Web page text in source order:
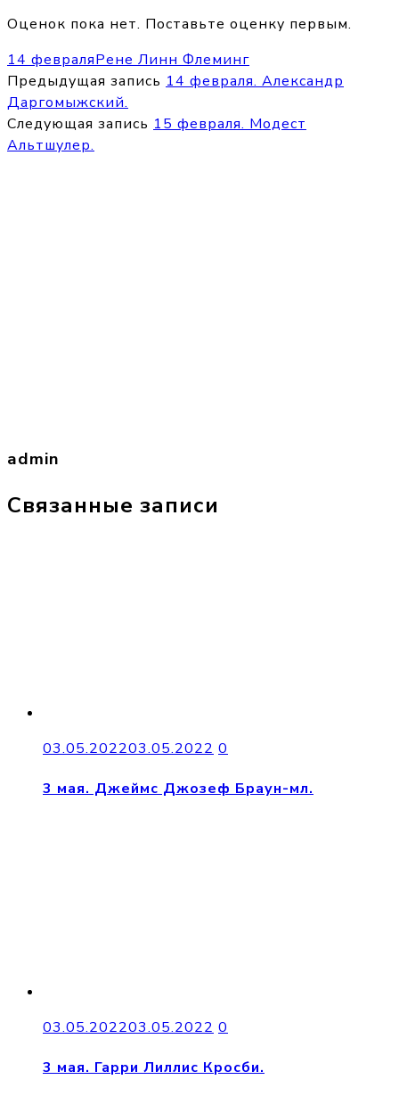
Оценок пока нет. Поставьте оценку первым.
14 февраляРене Линн Флеминг
Предыдущая запись 14 февраля. Александр
Даргомыжский.
Следующая запись 15 февраля. Модест
Альтшулер.
admin
Связанные записи
03.05.202203.05.2022 0
3 мая. Джеймс Джозеф Браун-мл.
03.05.202203.05.2022 0
3 мая. Гарри Лиллис Кросби.